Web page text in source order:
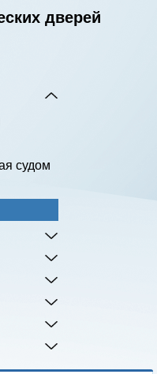
дверей
судом